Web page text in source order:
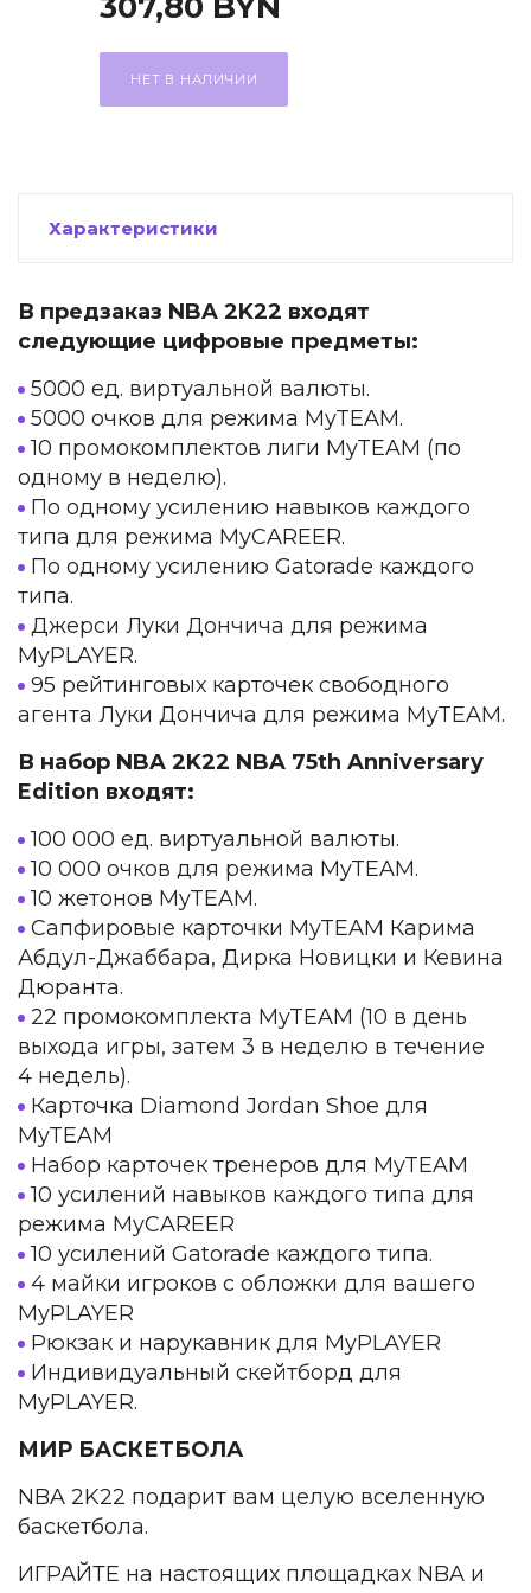
НЕТ В НАЛИЧИИ
Характеристики
В предзаказ NBA 2K22 входят
следующие цифровые предметы:
5000 ед. виртуальной валюты.
5000 очков для режима MyTEAM.
10 промокомплектов лиги MyTEAM (по
одному в неделю).
По одному усилению навыков каждого
типа для режима MyCAREER.
По одному усилению Gatorade каждого
типа.
Джерси Луки Дончича для режима
MyPLAYER.
95 рейтинговых карточек свободного
агента Луки Дончича для режима MyTEAM.
В набор NBA 2K22 NBA 75th Anniversary
Edition входят:
100 000 ед. виртуальной валюты.
10 000 очков для режима MyTEAM.
10 жетонов MyTEAM.
Сапфировые карточки MyTEAM Карима
Абдул-Джаббара, Дирка Новицки и Кевина
Дюранта.
22 промокомплекта MyTEAM (10 в день
выхода игры, затем 3 в неделю в течение
4 недель).
Карточка Diamond Jordan Shoe для
MyTEAM
Набор карточек тренеров для MyTEAM
10 усилений навыков каждого типа для
режима MyCAREER
10 усилений Gatorade каждого типа.
4 майки игроков с обложки для вашего
MyPLAYER
Рюкзак и нарукавник для MyPLAYER
Индивидуальный скейтборд для
MyPLAYER.
МИР БАСКЕТБОЛА
NBA 2K22 подарит вам целую вселенную
баскетбола.
ИГРАЙТЕ на настоящих площадках NBA и